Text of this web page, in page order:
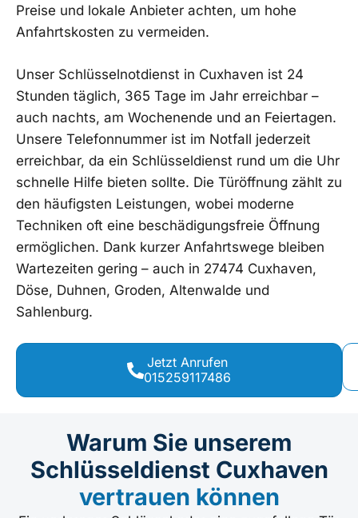
Preise und lokale Anbieter achten, um hohe
Anfahrtskosten zu vermeiden.
Unser Schlüsselnotdienst in Cuxhaven ist 24
Stunden täglich, 365 Tage im Jahr erreichbar –
auch nachts, am Wochenende und an Feiertagen.
Unsere Telefonnummer ist im Notfall jederzeit
erreichbar, da ein Schlüsseldienst rund um die Uhr
schnelle Hilfe bieten sollte. Die Türöffnung zählt zu
den häufigsten Leistungen, wobei moderne
Techniken oft eine beschädigungsfreie Öffnung
ermöglichen. Dank kurzer Anfahrtswege bleiben
Wartezeiten gering – auch in 27474 Cuxhaven,
Döse, Duhnen, Groden, Altenwalde und
Sahlenburg.
Jetzt Anrufen
015259117486
Warum Sie unserem
Schlüsseldienst Cuxhaven
vertrauen können